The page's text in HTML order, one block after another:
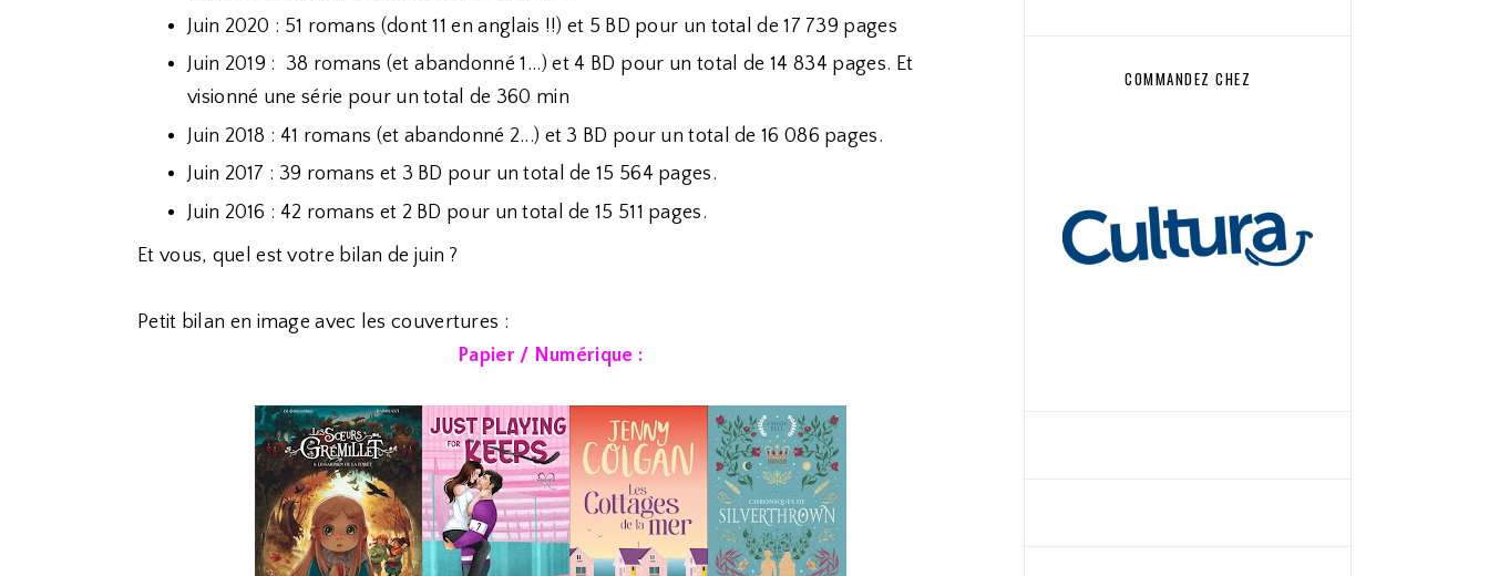
Juin 2020 : 51 romans (dont 11 en anglais !!) et 5 BD pour un total de 17 739 pages
Juin 2019 : 38 romans (et abandonné 1...) et 4 BD pour un total de 14 834 pages. Et
visionné une série pour un total de 360 min
Juin 2018 : 41 romans (et abandonné 2...) et 3 BD pour un total de 16 086 pages.
Juin 2017 : 39 romans et 3 BD pour un total de 15 564 pages.
Juin 2016 : 42 romans et 2 BD pour un total de 15 511 pages.
Et vous, quel est votre bilan de juin ?
Petit bilan en image avec les couvertures :
Papier / Numérique :
COMMANDEZ CHEZ